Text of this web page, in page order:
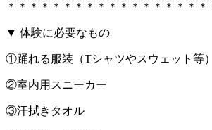
＊＊＊＊＊＊＊＊＊＊＊＊＊＊＊＊＊＊
▼ 体験に必要なもの
①踊れる服装（Tシャツやスウェット等）
②室内用スニーカー
③汗拭きタオル